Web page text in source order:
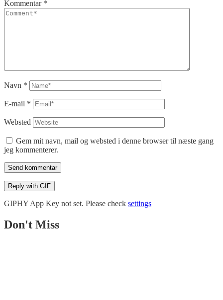
Kommentar *
Navn *
E-mail *
Websted
Gem mit navn, mail og websted i denne browser til næste gang
jeg kommenterer.
Send kommentar
Reply with GIF
GIPHY App Key not set. Please check settings
Don't Miss